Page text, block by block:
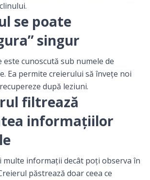
se poate
singur
este cunoscută sub numele de
Ea permite creierului să învețe noi
după leziuni.
filtrează
informațiilor
multe informații decât poți observa în
păstrează doar ceea ce